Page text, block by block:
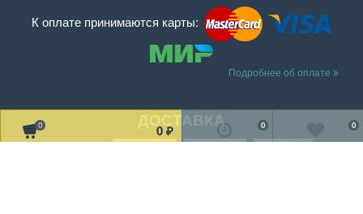
0 0 ₽
0
0
К оплате принимаются карты:
Подробнее об оплате
ДОСТАВКА